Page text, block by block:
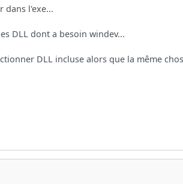
dans l'exe...
DLL dont a besoin windev...
DLL incluse alors que la même